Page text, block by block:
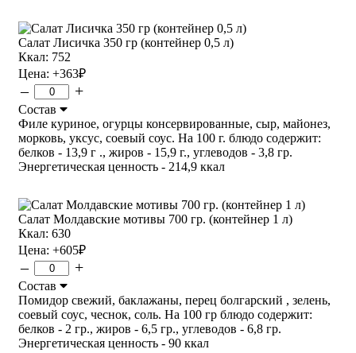
Салат Лисичка 350 гр (контейнер 0,5 л)
Ккал: 752
Цена: +363₽
– +
Состав
Филе куриное, огурцы консервированные, сыр, майонез,
морковь, уксус, соевый соус. На 100 г. блюдо содержит:
белков - 13,9 г ., жиров - 15,9 г., углеводов - 3,8 гр.
Энергетическая ценность - 214,9 ккал
Салат Молдавские мотивы 700 гр. (контейнер 1 л)
Ккал: 630
Цена: +605₽
– +
Состав
Помидор свежий, баклажаны, перец болгарский , зелень,
соевый соус, чеснок, соль. На 100 гр блюдо содержит:
белков - 2 гр., жиров - 6,5 гр., углеводов - 6,8 гр.
Энергетическая ценность - 90 ккал